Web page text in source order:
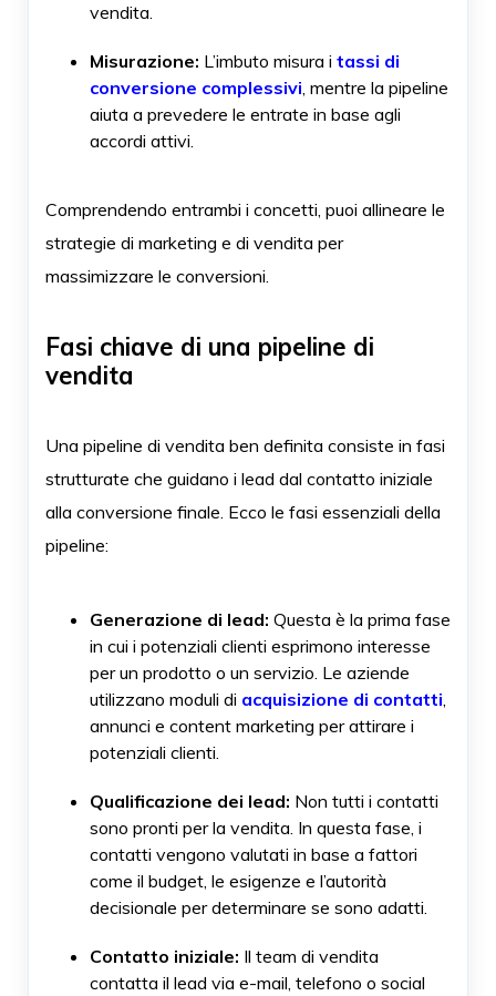
vendita.
Misurazione: L’imbuto misura i tassi di
conversione complessivi, mentre la pipeline
aiuta a prevedere le entrate in base agli
accordi attivi.
Comprendendo entrambi i concetti, puoi allineare le
strategie di marketing e di vendita per
massimizzare le conversioni.
Fasi chiave di una pipeline di
vendita
Una pipeline di vendita ben definita consiste in fasi
strutturate che guidano i lead dal contatto iniziale
alla conversione finale. Ecco le fasi essenziali della
pipeline:
Generazione di lead: Questa è la prima fase
in cui i potenziali clienti esprimono interesse
per un prodotto o un servizio. Le aziende
utilizzano moduli di acquisizione di contatti,
annunci e content marketing per attirare i
potenziali clienti.
Qualificazione dei lead: Non tutti i contatti
sono pronti per la vendita. In questa fase, i
contatti vengono valutati in base a fattori
come il budget, le esigenze e l’autorità
decisionale per determinare se sono adatti.
Contatto iniziale: Il team di vendita
contatta il lead via e-mail, telefono o social